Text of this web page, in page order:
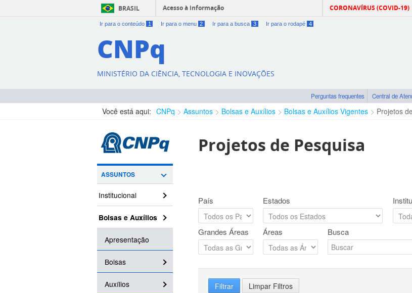
BRASIL Acesso à informação CORONAVÍRUS (COVID-19)
Ir para o conteúdo 1 Ir para o menu 2 Ir para a busca 3 Ir para o rodapé 4
CNPq
MINISTÉRIO DA CIÊNCIA, TECNOLOGIA E INOVAÇÕES
Perguntas frequentes Central de
Você está aqui: CNPq Assuntos Bolsas e Auxílios Bolsas e Auxílios Vigentes Projetos
ASSUNTOS
Institucional
Bolsas e Auxílios
Apresentação
Bolsas
Auxílios
Projetos de Pesquisa
País Estados
Grandes Áreas Áreas Busca
Filtrar Limpar Filtros